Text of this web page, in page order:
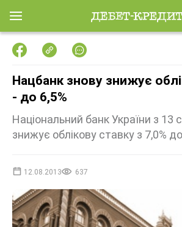
Нацбанк знову знижує
- до 6,5%
Національний банк України з 13
знижує облікову ставку з 7,0%
12.08.2013 637